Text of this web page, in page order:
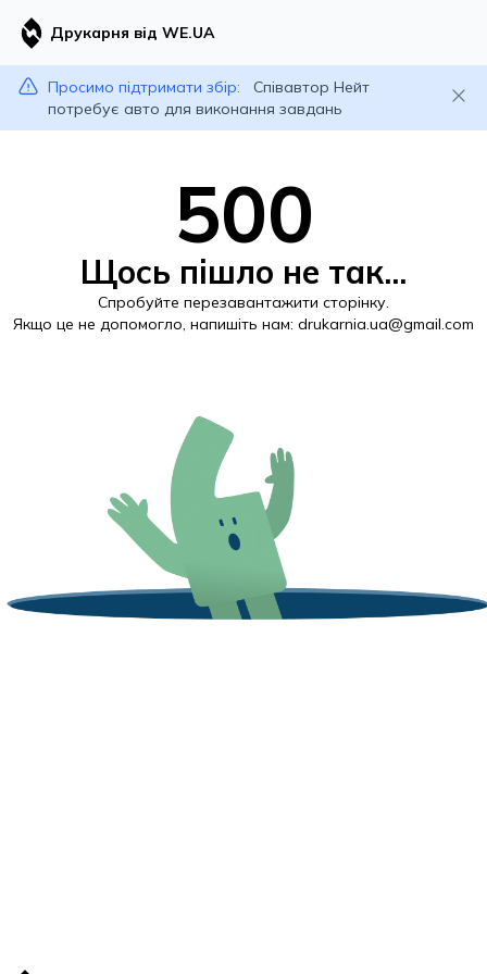
Друкарня від WE.UA
Просимо підтримати збір:
Співавтор Нейт
потребує авто для виконання завдань
500
Щось пішло не так...
Спробуйте перезавантажити сторінку.
Якщо це не допомогло, напишіть нам: drukarnia.ua@gmail.com